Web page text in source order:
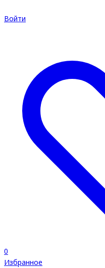
Войти
0
Избранное